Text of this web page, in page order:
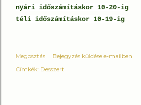
nyári időszámításkor 10-20-ig
téli időszámításkor 10-19-ig
Megosztás
Bejegyzés küldése e-mailben
Címkék: Desszert